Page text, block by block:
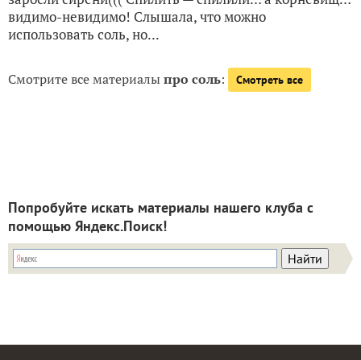
видимо-невидимо! Слышала, что можно
использовать соль, но...
Смотрите все материалыпро соль: Смотреть все
Попробуйте искать материалы нашего клуба с
помощью Яндекс.Поиск!